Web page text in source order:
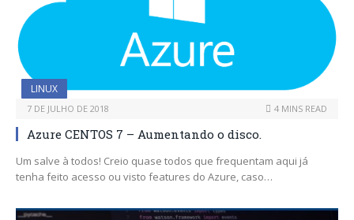
LINUX
7 DE JULHO DE 2018 4 MINS READ
Azure CENTOS 7 – Aumentando o disco.
Um salve à todos! Creio quase todos que frequentam aqui já
tenha feito acesso ou visto features do Azure, caso…